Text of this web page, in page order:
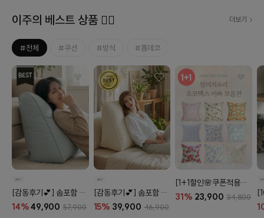
이주의 베스트 상품 ❤‍🔥 더보기
#전체 #쿠션 #방석 #홈데코
[감동후기💕] 솜포함 라운드 탄탄 프리미엄 등쿠션 (26color)
14%49,900 57,900
[감동후기💕] 솜포함 삼각 프리미엄 탄탄 등쿠션 (26color)
15% 39,900 46,900
[1+1할인🌸쿠폰적용X] 오코텍스 플라워 라이프 패턴 20종
31% 23,900 34,800